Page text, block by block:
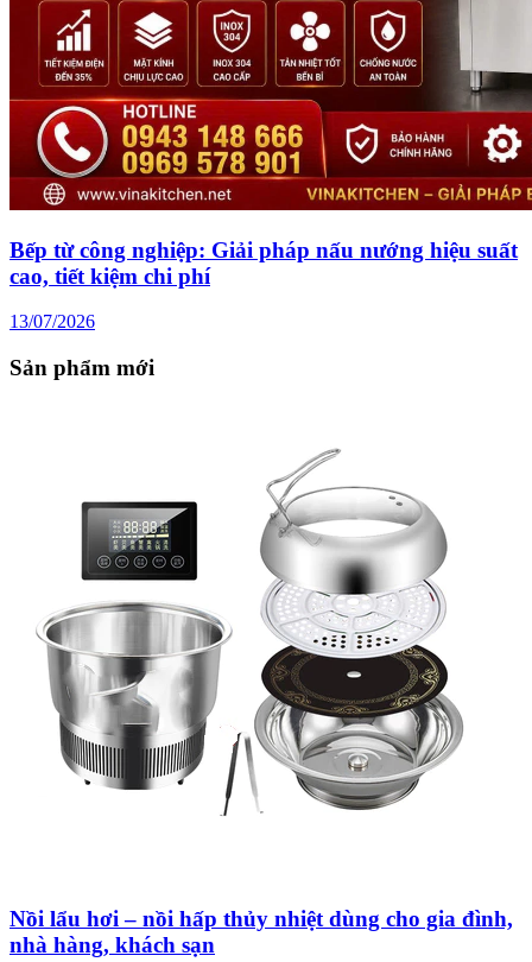
Bếp từ công nghiệp: Giải pháp nấu nướng hiệu suất
cao, tiết kiệm chi phí
13/07/2026
Sản phẩm mới
Nồi lẩu hơi – nồi hấp thủy nhiệt dùng cho gia đình,
nhà hàng, khách sạn